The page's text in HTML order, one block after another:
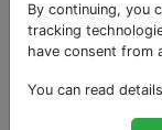
5
oder
Die
By continuing, you
tracking
have consent from
You can read